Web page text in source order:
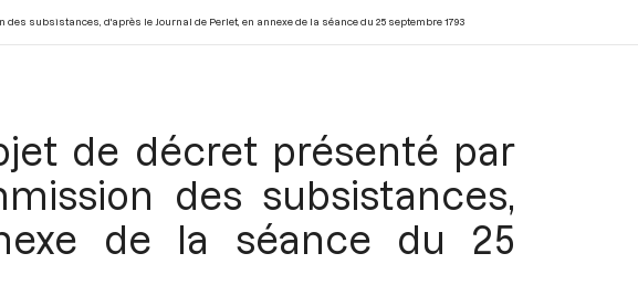
subsistances, d'après le Journal de Perlet, en annexe de la séance du 25 septembre 1793
de décret présenté par
des subsistances,
de la séance du 25